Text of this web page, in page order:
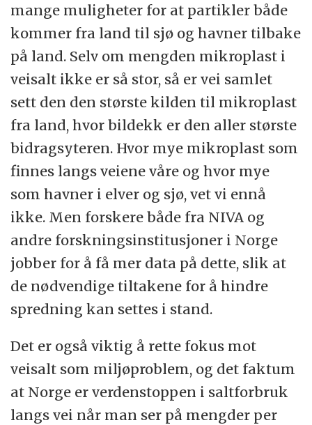
mange muligheter for at partikler både
kommer fra land til sjø og havner tilbake
på land. Selv om mengden mikroplast i
veisalt ikke er så stor, så er vei samlet
sett den den største kilden til mikroplast
fra land, hvor bildekk er den aller største
bidragsyteren. Hvor mye mikroplast som
finnes langs veiene våre og hvor mye
som havner i elver og sjø, vet vi ennå
ikke. Men forskere både fra NIVA og
andre forskningsinstitusjoner i Norge
jobber for å få mer data på dette, slik at
de nødvendige tiltakene for å hindre
spredning kan settes i stand.
Det er også viktig å rette fokus mot
veisalt som miljøproblem, og det faktum
at Norge er verdenstoppen i saltforbruk
langs vei når man ser på mengder per